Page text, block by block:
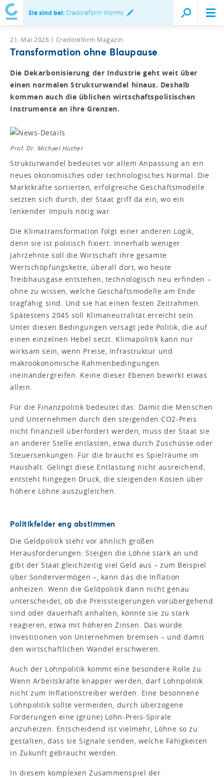
Sie sind bei:Creditreform Worms
21. Mai 2026 Creditreform Magazin
Transformation ohne Blaupause
Die Dekarbonisierung der Industrie geht weit über
einen normalen Strukturwandel hinaus. Deshalb
kommen auch die üblichen wirtschaftspolitischen
Instrumente an ihre Grenzen.
Prof. Dr. Michael Hüther
Strukturwandel bedeutet vor allem Anpassung an ein
neues ökonomisches oder technologisches Normal. Die
Marktkräfte sortierten, erfolgreiche Geschäftsmodelle
setzten sich durch, der Staat griff da ein, wo ein
lenkender Impuls nötig war.
Die Klimatransformation folgt einer anderen Logik,
denn sie ist politisch fixiert: Innerhalb weniger
Jahrzehnte soll die Wirtschaft ihre gesamte
Wertschöpfungskette, überall dort, wo heute
Treibhausgase entstehen, technologisch neu erfinden –
ohne zu wissen, welche Geschäftsmodelle am Ende
tragfähig sind. Und sie hat einen festen Zeitrahmen.
Spätestens 2045 soll Klimaneutralität erreicht sein.
Unter diesen Bedingungen versagt jede Politik, die auf
einen einzelnen Hebel setzt. Klimapolitik kann nur
wirksam sein, wenn Preise, Infrastruktur und
makroökonomische Rahmenbedingungen
ineinandergreifen. Keine dieser Ebenen bewirkt etwas
allein.
Für die Finanzpolitik bedeutet das: Damit die Menschen
und Unternehmen durch den steigenden CO2-Preis
nicht finanziell überfordert werden, muss der Staat sie
an anderer Stelle entlasten, etwa durch Zuschüsse oder
Steuersenkungen. Für die braucht es Spielräume im
Haushalt. Gelingt diese Entlastung nicht ausreichend,
entsteht hingegen Druck, die steigenden Kosten über
höhere Löhne auszugleichen.
Politikfelder eng abstimmen
Die Geldpolitik steht vor ähnlich großen
Herausforderungen: Steigen die Löhne stark an und
gibt der Staat gleichzeitig viel Geld aus – zum Beispiel
über Sondervermögen –, kann das die Inflation
anheizen. Wenn die Geldpolitik dann nicht genau
unterscheidet, ob die Preissteigerungen vorübergehend
sind oder dauerhaft anhalten, könnte sie zu stark
reagieren, etwa mit höheren Zinsen. Das würde
Investitionen von Unternehmen bremsen – und damit
den wirtschaftlichen Wandel erschweren.
Auch der Lohnpolitik kommt eine besondere Rolle zu.
Wenn Arbeitskräfte knapper werden, darf Lohnpolitik
nicht zum Inflationstreiber werden. Eine besonnene
Lohnpolitik sollte vermeiden, durch überzogene
Forderungen eine (grüne) Lohn-Preis-Spirale
anzuheizen. Entscheidend ist vielmehr, Löhne so zu
gestalten, dass sie Signale senden, welche Fähigkeiten
in Zukunft gebraucht werden.
In diesem komplexen Zusammenspiel der